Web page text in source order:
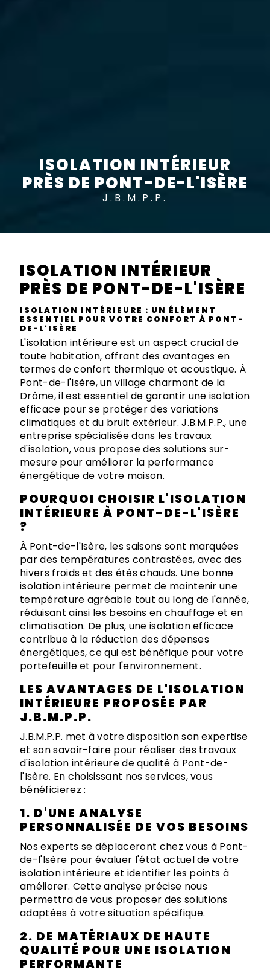
ISOLATION INTÉRIEUR
PRÈS DE PONT-DE-L'ISÈRE
J.B.M.P.P.
ISOLATION INTÉRIEUR
PRÈS DE PONT-DE-L'ISÈRE
ISOLATION INTÉRIEURE : UN ÉLÉMENT
ESSENTIEL POUR VOTRE CONFORT À PONT-
DE-L'ISÈRE
L'isolation intérieure est un aspect crucial de
toute habitation, offrant des avantages en
termes de confort thermique et acoustique. À
Pont-de-l'Isère, un village charmant de la
Drôme, il est essentiel de garantir une isolation
efficace pour se protéger des variations
climatiques et du bruit extérieur. J.B.M.P.P., une
entreprise spécialisée dans les travaux
d'isolation, vous propose des solutions sur-
mesure pour améliorer la performance
énergétique de votre maison.
POURQUOI CHOISIR L'ISOLATION
INTÉRIEURE À PONT-DE-L'ISÈRE
?
À Pont-de-l'Isère, les saisons sont marquées
par des températures contrastées, avec des
hivers froids et des étés chauds. Une bonne
isolation intérieure permet de maintenir une
température agréable tout au long de l'année,
réduisant ainsi les besoins en chauffage et en
climatisation. De plus, une isolation efficace
contribue à la réduction des dépenses
énergétiques, ce qui est bénéfique pour votre
portefeuille et pour l'environnement.
LES AVANTAGES DE L'ISOLATION
INTÉRIEURE PROPOSÉE PAR
J.B.M.P.P.
J.B.M.P.P. met à votre disposition son expertise
et son savoir-faire pour réaliser des travaux
d'isolation intérieure de qualité à Pont-de-
l'Isère. En choisissant nos services, vous
bénéficierez :
1. D'UNE ANALYSE
PERSONNALISÉE DE VOS BESOINS
Nos experts se déplaceront chez vous à Pont-
de-l'Isère pour évaluer l'état actuel de votre
isolation intérieure et identifier les points à
améliorer. Cette analyse précise nous
permettra de vous proposer des solutions
adaptées à votre situation spécifique.
2. DE MATÉRIAUX DE HAUTE
QUALITÉ POUR UNE ISOLATION
PERFORMANTE